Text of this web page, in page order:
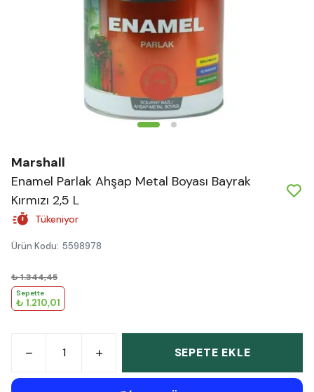
Marshall
Enamel Parlak Ahşap Metal Boyası Bayrak
Kırmızı 2,5 L
Tükeniyor
Ürün Kodu: 5598978
₺ 1.344,45
Sepette
₺ 1.210,01
SEPETE EKLE